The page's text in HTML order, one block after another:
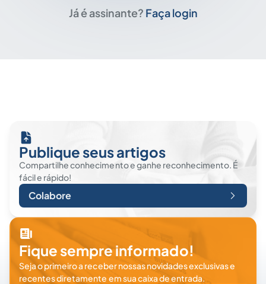
Já é assinante? Faça login
Publique seus artigos
Compartilhe conhecimento e ganhe reconhecimento. É
fácil e rápido!
Colabore
Fique sempre informado!
Seja o primeiro a receber nossas novidades exclusivas e
recentes diretamente em sua caixa de entrada.